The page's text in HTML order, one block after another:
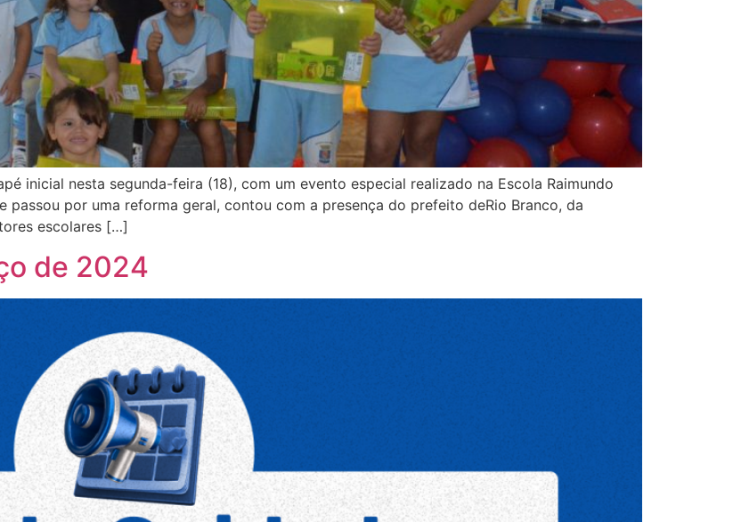
inicial nesta segunda-feira (18), com um evento especial realizado na Escola Raimundo
passou por uma reforma geral, contou com a presença do prefeito deRio Branco, da
escolares […]
de 2024